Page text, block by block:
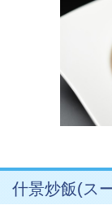
什景炒飯(ス